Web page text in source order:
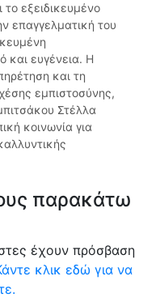
εξειδικευμένο
επαγγελματική του
και ευγένεια. Η
και τη
εμπιστοσύνης,
Στέλλα
κοινωνία για
παρακάτω
έχουν πρόσβαση
κλικ εδώ για να